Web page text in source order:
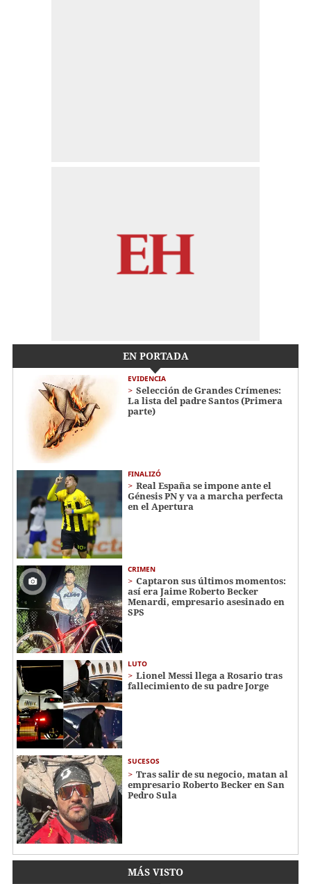
EN PORTADA
EVIDENCIA
Selección de Grandes Crímenes:
La lista del padre Santos (Primera
parte)
FINALIZÓ
Real España se impone ante el
Génesis PN y va a marcha perfecta
en el Apertura
CRIMEN
Captaron sus últimos momentos:
así era Jaime Roberto Becker
Menardi​​​, empresario asesinado en
SPS
LUTO
Lionel Messi llega a Rosario tras
fallecimiento de su padre Jorge
SUCESOS
Tras salir de su negocio, matan al
empresario Roberto Becker en San
Pedro Sula
MÁS VISTO